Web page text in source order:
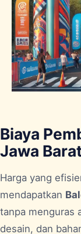
Biaya
Jawa
Harga yang
mendapatkan
tanpa menguras
desain, dan